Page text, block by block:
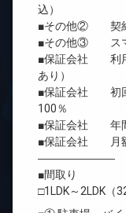
込）
■その他② 契約
■その他③ スマ
■保証会社 利用
あり）
■保証会社 初回
100％
■保証会社 年間
■保証会社 月額
―――――――
■間取り
□1LDK～2LDK（